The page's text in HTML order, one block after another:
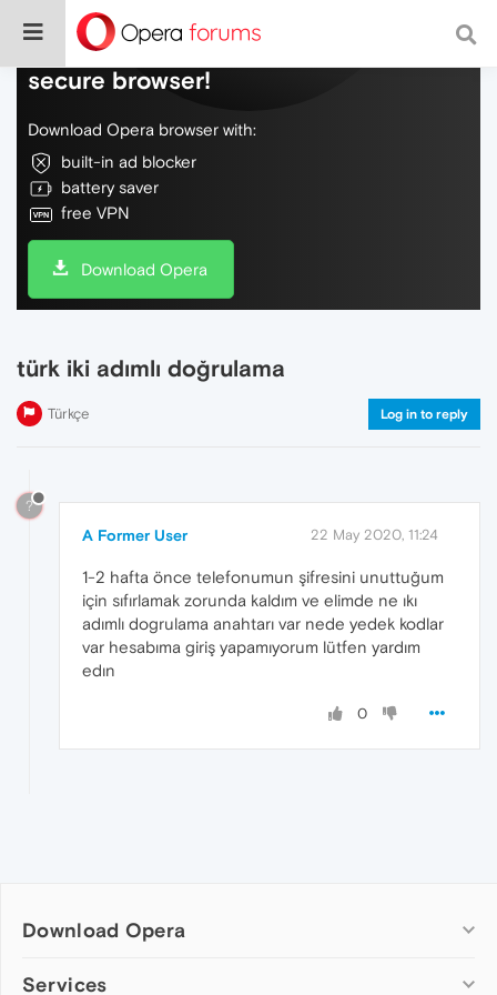
Do more on the web, with a fast and
secure browser!
Download Opera browser with:
built-in ad blocker
battery saver
free VPN
Download Opera
türk iki adımlı doğrulama
Türkçe Log in to reply
?
A Former User 22 May 2020, 11:24
1-2 hafta önce telefonumun şifresini unuttuğum
için sıfırlamak zorunda kaldım ve elimde ne ıkı
adımlı dogrulama anahtarı var nede yedek kodlar
var hesabıma giriş yapamıyorum lütfen yardım
edın
0
Download Opera
Computer browsers
Services